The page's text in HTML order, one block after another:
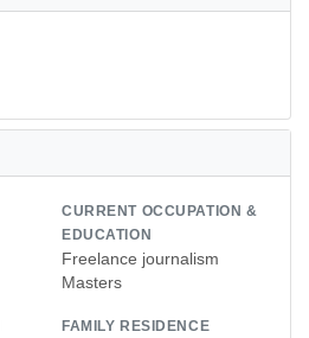
CURRENT OCCUPATION &
EDUCATION
Freelance journalism
Masters
FAMILY RESIDENCE